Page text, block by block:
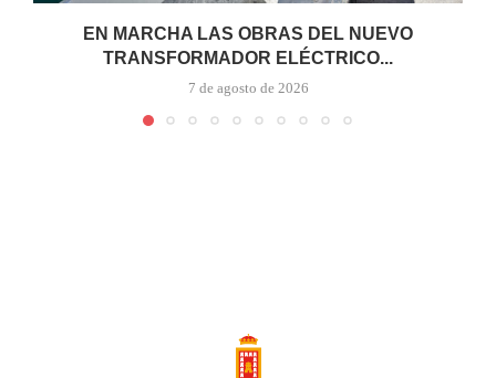
EN MARCHA LAS OBRAS DEL NUEVO
TRANSFORMADOR ELÉCTRICO...
7 de agosto de 2026